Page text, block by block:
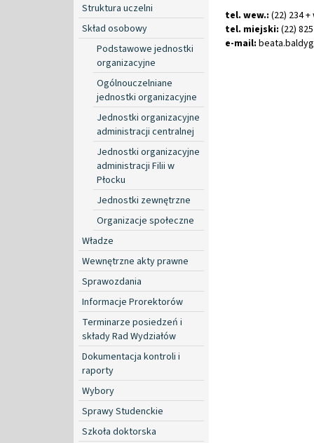
Struktura uczelni
Skład osobowy
Podstawowe jednostki
organizacyjne
Ogólnouczelniane
jednostki organizacyjne
Jednostki organizacyjne
administracji centralnej
Jednostki organizacyjne
administracji Filii w
Płocku
Jednostki zewnętrzne
Organizacje społeczne
Władze
Wewnętrzne akty prawne
Sprawozdania
Informacje Prorektorów
Terminarze posiedzeń i
składy Rad Wydziałów
Dokumentacja kontroli i
raporty
Wybory
Sprawy Studenckie
Szkoła doktorska
tel. wew.: (22) 234
tel. miejski: (22)
e-mail: beata.